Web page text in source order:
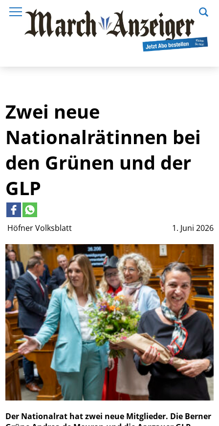
Höfner Volksblatt 1. Juni 2026
Zwei neue
Nationalrätinnen bei
den Grünen und der
GLP
Der Nationalrat hat zwei neue Mitglieder. Die Berner